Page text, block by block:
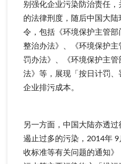
别强化企业污染防治责任
的法律刑度，随后中国大
令，包括《环境保护主管
整治办法》、《环境保护
罚办法》、《环境保护主
法》等，展现「按日计罚
企业排污成本。
另一方面，中国大陆亦透
遏止过多的污染，2014年
收标准等有关问题的通知》